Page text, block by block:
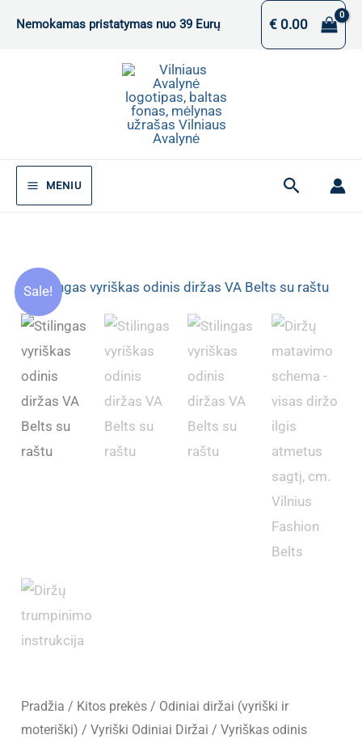
Nemokamas pristatymas nuo 39 Eurų €0.00
MENIU Paieška
Sale!
Pradžia / Kitos prekės / Odiniai diržai (vyriški ir
moteriški) /Vyriški Odiniai Diržai / Vyriškas odinis